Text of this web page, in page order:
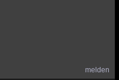
melden